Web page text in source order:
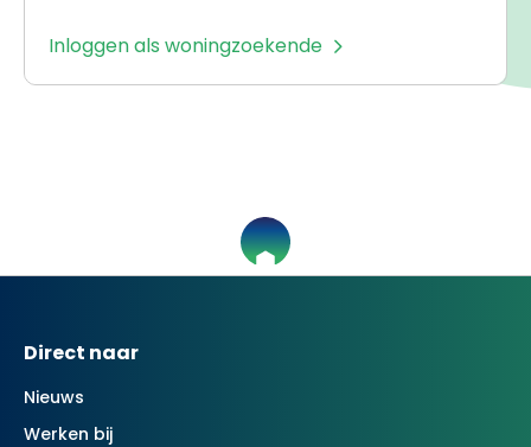
Inloggen als woningzoekende
Contactinformatie
Direct naar
Nieuws
Werken bij